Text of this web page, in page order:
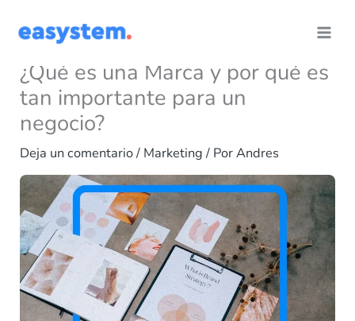
¿Qué es una Marca y por qué es
tan importante para un
negocio?
Deja un comentario/ Marketing / PorAndres